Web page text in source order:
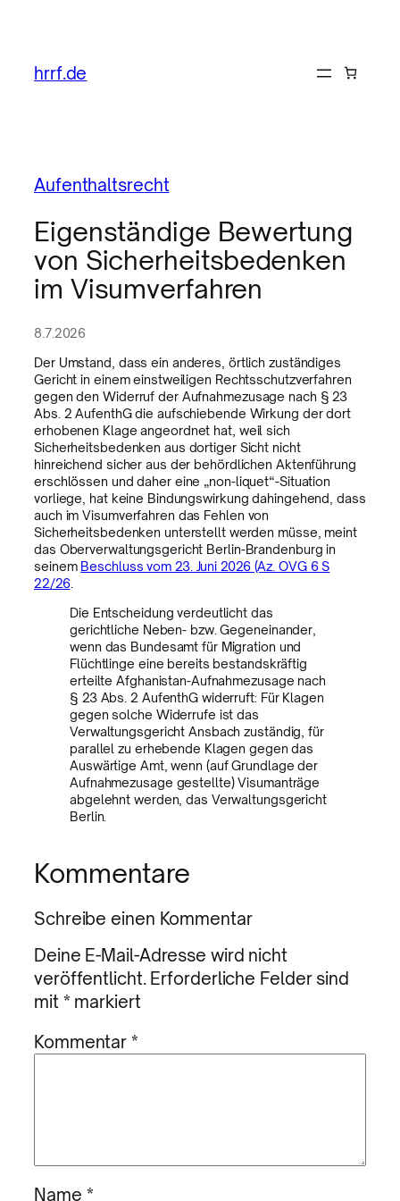
hrrf.de
Aufenthaltsrecht
Eigenständige Bewertung
von Sicherheitsbedenken
im Visumverfahren
8.7.2026
Der Umstand, dass ein anderes, örtlich zuständiges
Gericht in einem einstweiligen Rechtsschutzverfahren
gegen den Widerruf der Aufnahmezusage nach § 23
Abs. 2 AufenthG die aufschiebende Wirkung der dort
erhobenen Klage angeordnet hat, weil sich
Sicherheitsbedenken aus dortiger Sicht nicht
hinreichend sicher aus der behördlichen Aktenführung
erschlössen und daher eine „non-liquet“-Situation
vorliege, hat keine Bindungswirkung dahingehend, dass
auch im Visumverfahren das Fehlen von
Sicherheitsbedenken unterstellt werden müsse, meint
das Oberverwaltungsgericht Berlin-Brandenburg in
seinem Beschluss vom 23. Juni 2026 (Az. OVG 6 S
22/26.
Die Entscheidung verdeutlicht das
gerichtliche Neben- bzw. Gegeneinander,
wenn das Bundesamt für Migration und
Flüchtlinge eine bereits bestandskräftig
erteilte Afghanistan-Aufnahmezusage nach
§ 23 Abs. 2 AufenthG widerruft: Für Klagen
gegen solche Widerrufe ist das
Verwaltungsgericht Ansbach zuständig, für
parallel zu erhebende Klagen gegen das
Auswärtige Amt, wenn (auf Grundlage der
Aufnahmezusage gestellte) Visumanträge
abgelehnt werden, das Verwaltungsgericht
Berlin.
Kommentare
Schreibe einen Kommentar
Deine E-Mail-Adresse wird nicht
veröffentlicht. Erforderliche Felder sind
mit * markiert
Kommentar*
Name *